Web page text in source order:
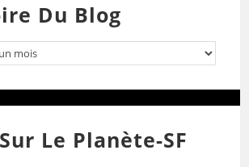
Du Blog
Sur Le Planète-SF